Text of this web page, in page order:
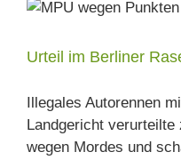
Urteil im Berliner
Illegales Autorennen
Landgericht
wegen Mordes und